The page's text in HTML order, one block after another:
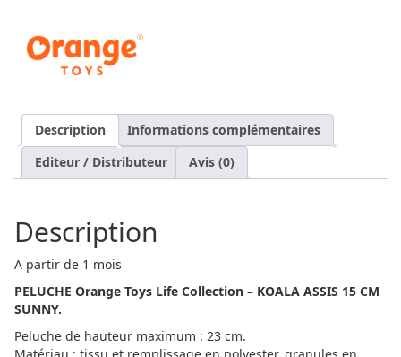
Description
Informations complémentaires
Editeur / Distributeur
Avis (0)
Description
A partir de 1 mois
PELUCHE Orange Toys Life Collection – KOALA ASSIS 15 CM
SUNNY.
Peluche de hauteur maximum : 23 cm.